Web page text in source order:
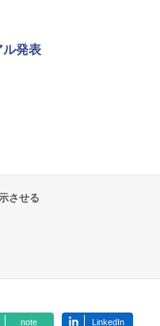
ル発表
させる
note LinkedIn